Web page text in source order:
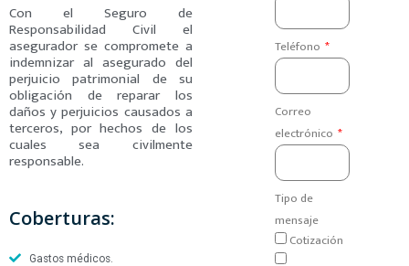
Con el Seguro de
Responsabilidad Civil el
asegurador se compromete a
indemnizar al asegurado del
perjuicio patrimonial de su
obligación de reparar los
daños y perjuicios causados a
terceros, por hechos de los
cuales sea civilmente
responsable.
Coberturas:
Gastos médicos.
Teléfono
Correo
electrónico
Tipo de
mensaje
Cotización